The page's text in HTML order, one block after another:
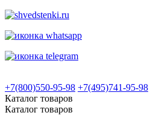
+7(800)550-95-98 +7(495)741-95-98
Каталог товаров
Каталог товаров